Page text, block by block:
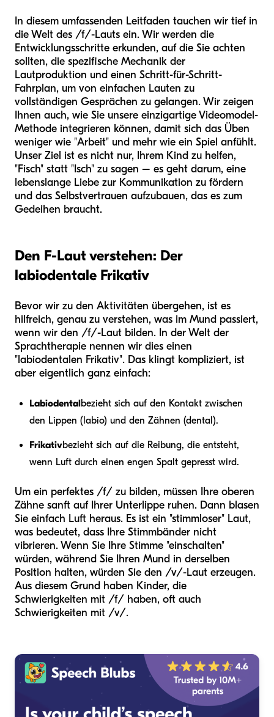
In diesem umfassenden Leitfaden tauchen wir tief in
die Welt des /f/-Lauts ein. Wir werden die
Entwicklungsschritte erkunden, auf die Sie achten
sollten, die spezifische Mechanik der
Lautproduktion und einen Schritt-für-Schritt-
Fahrplan, um von einfachen Lauten zu
vollständigen Gesprächen zu gelangen. Wir zeigen
Ihnen auch, wie Sie unsere einzigartige Videomodel-
Methode integrieren können, damit sich das Üben
weniger wie "Arbeit" und mehr wie ein Spiel anfühlt.
Unser Ziel ist es nicht nur, Ihrem Kind zu helfen,
"Fisch" statt "Isch" zu sagen – es geht darum, eine
lebenslange Liebe zur Kommunikation zu fördern
und das Selbstvertrauen aufzubauen, das es zum
Gedeihen braucht.
Den F-Laut verstehen: Der
labiodentale Frikativ
Bevor wir zu den Aktivitäten übergehen, ist es
hilfreich, genau zu verstehen, was im Mund passiert,
wenn wir den /f/-Laut bilden. In der Welt der
Sprachtherapie nennen wir dies einen
"labiodentalen Frikativ". Das klingt kompliziert, ist
aber eigentlich ganz einfach:
Labiodentalbezieht sich auf den Kontakt zwischen
den Lippen (labio) und den Zähnen (dental).
Frikativbezieht sich auf die Reibung, die entsteht,
wenn Luft durch einen engen Spalt gepresst wird.
Um ein perfektes /f/ zu bilden, müssen Ihre oberen
Zähne sanft auf Ihrer Unterlippe ruhen. Dann blasen
Sie einfach Luft heraus. Es ist ein "stimmloser" Laut,
was bedeutet, dass Ihre Stimmbänder nicht
vibrieren. Wenn Sie Ihre Stimme "einschalten"
würden, während Sie Ihren Mund in derselben
Position halten, würden Sie den /v/-Laut erzeugen.
Aus diesem Grund haben Kinder, die
Schwierigkeiten mit /f/ haben, oft auch
Schwierigkeiten mit /v/.